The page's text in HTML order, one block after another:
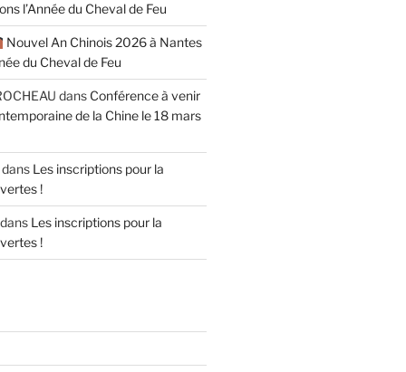
l’Année du Cheval de Feu
Nouvel An Chinois 2026 à Nantes
du Cheval de Feu
dans Conférence à venir
de la Chine le 18 mars
Les inscriptions pour la
!
Les inscriptions pour la
!